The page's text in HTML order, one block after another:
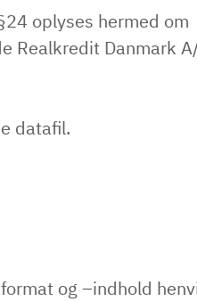
oplyses hermed om
Realkredit Danmark
datafil.
og –indhold